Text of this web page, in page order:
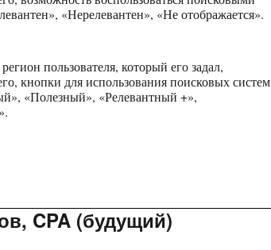
«Нерелевантен», «Не отображается».
пользователя, который его задал,
кнопки для использования поисковых систем
«Полезный», «Релевантный +»,
CPA (будущий)